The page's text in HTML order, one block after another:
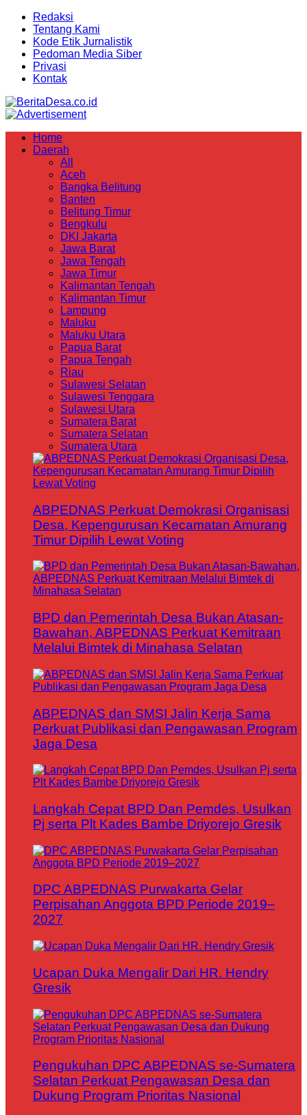
Redaksi
Tentang Kami
Kode Etik Jurnalistik
Pedoman Media Siber
Privasi
Kontak
Home
Daerah
All
Aceh
Bangka Belitung
Banten
Belitung Timur
Bengkulu
DKI Jakarta
Jawa Barat
Jawa Tengah
Jawa Timur
Kalimantan Tengah
Kalimantan Timur
Lampung
Maluku
Maluku Utara
Papua Barat
Papua Tengah
Riau
Sulawesi Selatan
Sulawesi Tenggara
Sulawesi Utara
Sumatera Barat
Sumatera Selatan
Sumatera Utara
ABPEDNAS Perkuat Demokrasi Organisasi
Desa, Kepengurusan Kecamatan Amurang
Timur Dipilih Lewat Voting
BPD dan Pemerintah Desa Bukan Atasan-
Bawahan, ABPEDNAS Perkuat Kemitraan
Melalui Bimtek di Minahasa Selatan
ABPEDNAS dan SMSI Jalin Kerja Sama
Perkuat Publikasi dan Pengawasan Program
Jaga Desa
Langkah Cepat BPD Dan Pemdes, Usulkan
Pj serta Plt Kades Bambe Driyorejo Gresik
DPC ABPEDNAS Purwakarta Gelar
Perpisahan Anggota BPD Periode 2019–
2027
Ucapan Duka Mengalir Dari HR. Hendry
Gresik
Pengukuhan DPC ABPEDNAS se-Sumatera
Selatan Perkuat Pengawasan Desa dan
Dukung Program Prioritas Nasional